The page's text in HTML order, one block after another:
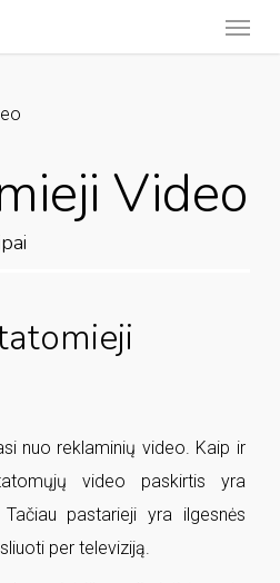
Video
nuo reklaminių video. Kaip ir
video paskirtis yra
pastarieji yra ilgesnės
per televiziją.